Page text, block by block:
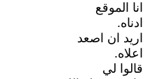
انا الموقع
ادناه.
اريد ان اصعد
اعلاه.
قالوا لي